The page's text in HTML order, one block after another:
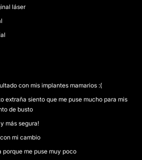
láser
con mis implantes mamarios :(
extraña siento que me puse mucho para mis
de busto
más segura!
mi cambio
porque me puse muy poco